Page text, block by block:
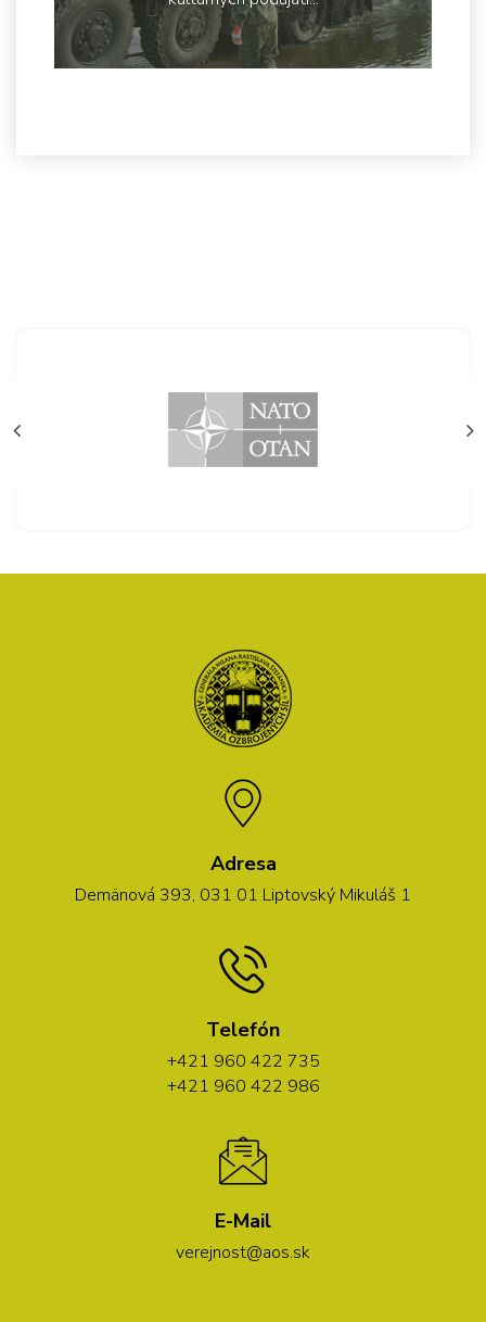
Adresa
Demänová 393, 031 01 Liptovský Mikuláš 1
Telefón
+421 960 422 735
+421 960 422 986
E-Mail
verejnost@aos.sk